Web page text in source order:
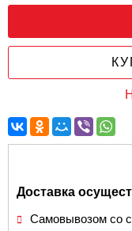
Доставка
Самовывозом со